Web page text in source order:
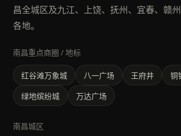
昌全城区及九江、上饶、抚州、宜春、赣
各地。
南昌重点商圈 / 地标
红谷滩万象城 八一广场 王府井
铜
绿地缤纷城
万达广场
南昌城区